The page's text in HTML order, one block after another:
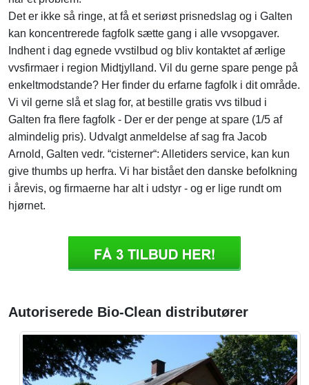
Det er ikke så ringe, at få et seriøst prisnedslag og i Galten
kan koncentrerede fagfolk sætte gang i alle vvsopgaver.
Indhent i dag egnede vvstilbud og bliv kontaktet af ærlige
vvsfirmaer i region Midtjylland. Vil du gerne spare penge på
enkeltmodstande? Her finder du erfarne fagfolk i dit område.
Vi vil gerne slå et slag for, at bestille gratis vvs tilbud i
Galten fra flere fagfolk - Der er der penge at spare (1/5 af
almindelig pris). Udvalgt anmeldelse af sag fra Jacob
Arnold, Galten vedr. “cisterner“: Alletiders service, kan kun
give thumbs up herfra. Vi har bistået den danske befolkning
i årevis, og firmaerne har alt i udstyr - og er lige rundt om
hjørnet.
Autoriserede Bio-Clean distributører